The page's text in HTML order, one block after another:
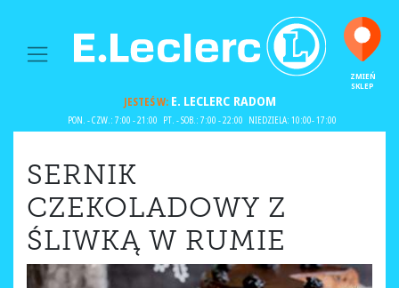
MAIN NAVIGATION
ZMIEŃ
SKLEP
JESTEŚ W:E. LECLERC RADOM
PON. - CZW.: 7:00 - 21:00 PT. - SOB.: 7:00 - 22:00 NIEDZIELA: 10:00- 17:00
SERNIK
CZEKOLADOWY Z
ŚLIWKĄ W RUMIE